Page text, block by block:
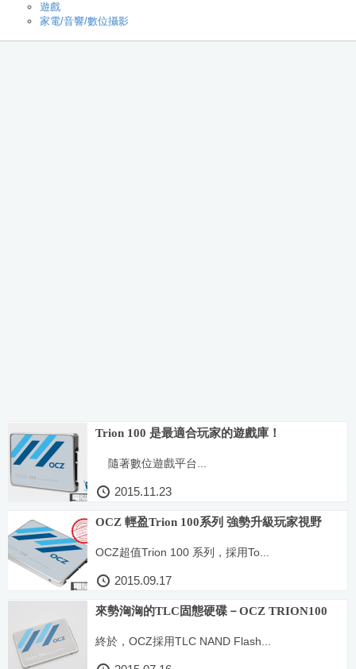
遊戲
家電/音響/數位攝影
Trion 100 是最適合玩家的遊戲庫！
隨著數位遊戲平台...
2015.11.23
OCZ 輕盈Trion 100系列 強勢升級玩家視野
OCZ超值Trion 100 系列，採用To...
2015.09.17
來勢洶洶的TLC固態硬碟－OCZ TRION100
終於，OCZ採用TLC NAND Flash...